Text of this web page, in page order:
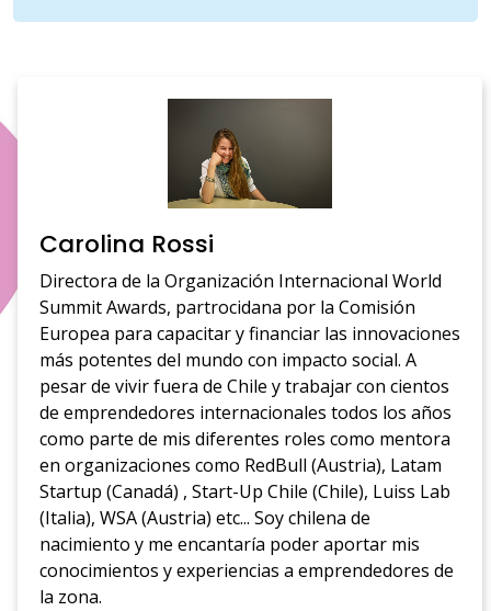
Carolina Rossi
Directora de la Organización Internacional World
Summit Awards, partrocidana por la Comisión
Europea para capacitar y financiar las innovaciones
más potentes del mundo con impacto social. A
pesar de vivir fuera de Chile y trabajar con cientos
de emprendedores internacionales todos los años
como parte de mis diferentes roles como mentora
en organizaciones como RedBull (Austria), Latam
Startup (Canadá) , Start-Up Chile (Chile), Luiss Lab
(Italia), WSA (Austria) etc... Soy chilena de
nacimiento y me encantaría poder aportar mis
conocimientos y experiencias a emprendedores de
la zona.